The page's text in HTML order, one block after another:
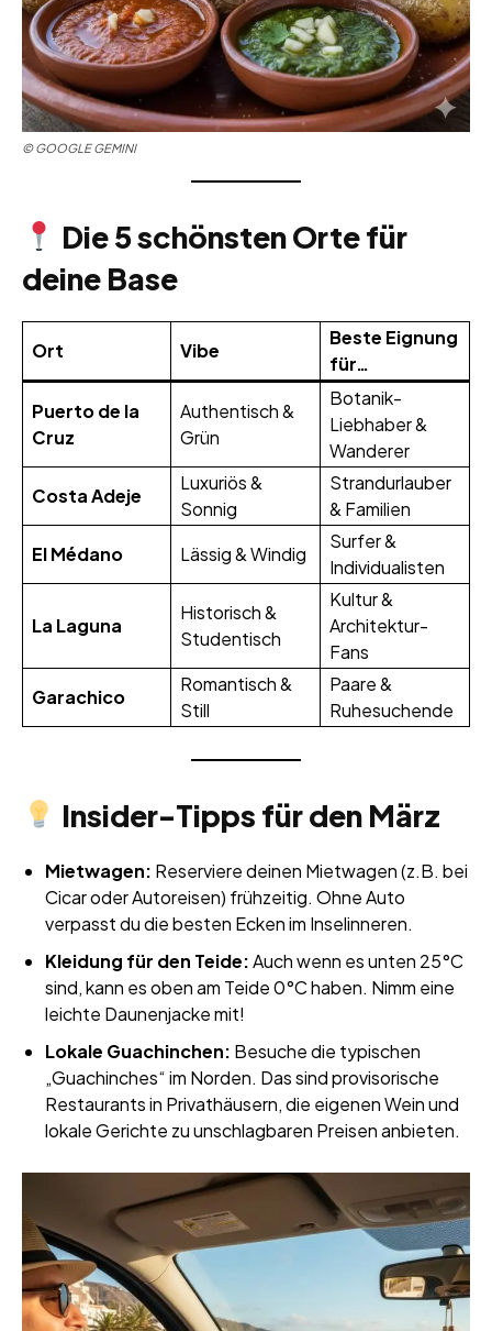
©GOOGLE GEMINI
Die 5 schönsten Orte für
deine Base
Ort Vibe
Beste Eignung
für…
Puerto de la
Cruz
Authentisch &
Grün
Botanik-
Liebhaber &
Wanderer
Costa Adeje
Luxuriös &
Sonnig
Strandurlauber
& Familien
El Médano
Lässig & Windig
Surfer &
Individualisten
La Laguna
Historisch &
Studentisch
Kultur &
Architektur-
Fans
Garachico
Romantisch &
Still
Paare &
Ruhesuchende
Insider-Tipps für den März
Mietwagen: Reserviere deinen Mietwagen (z.B. bei
Cicar oder Autoreisen) frühzeitig. Ohne Auto
verpasst du die besten Ecken im Inselinneren.
Kleidung für den Teide:Auch wenn es unten 25°C
sind, kann es oben am Teide 0°C haben. Nimm eine
leichte Daunenjacke mit!
Lokale Guachinchen: Besuche die typischen
„Guachinches“ im Norden. Das sind provisorische
Restaurants in Privathäusern, die eigenen Wein und
lokale Gerichte zu unschlagbaren Preisen anbieten.